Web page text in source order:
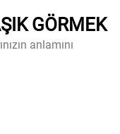
GÖRMEK
anlamını